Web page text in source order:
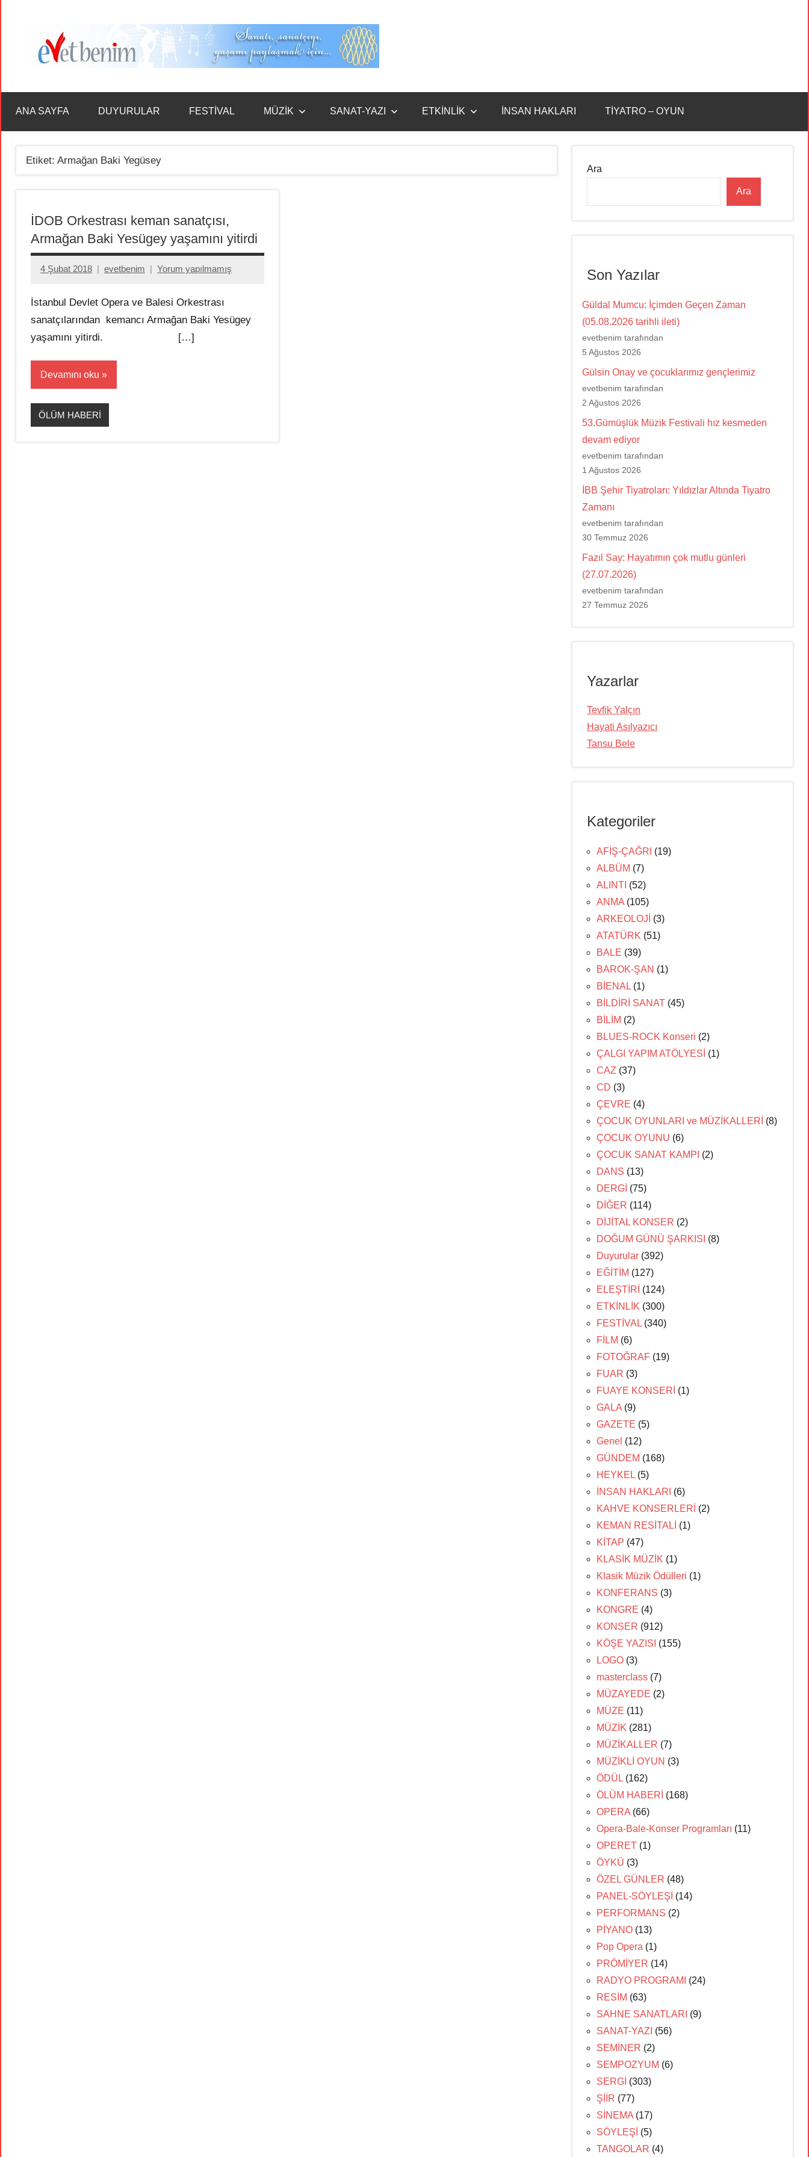
Benim
ANA SAYFA DUYURULAR FESTİVAL MÜZİK SANAT-YAZI ETKİNLİK İNSAN HAKLARI TİYATRO – OYUN
Etiket: Armağan Baki Yegüsey
İDOB Orkestrası keman sanatçısı,
Armağan Baki Yesügey yaşamını yitirdi
4 Şubat 2018 evetbenim Yorum yapılmamış
İstanbul Devlet Opera ve Balesi Orkestrası
sanatçılarından kemancı Armağan Baki Yesügey
yaşamını yitirdi. […]
Devamını oku
ÖLÜM HABERİ
Ara
Ara
Son Yazılar
Güldal Mumcu: İçimden Geçen Zaman
(05.08.2026 tarihli ileti)
evetbenim tarafından
5 Ağustos 2026
Gülsin Onay ve çocuklarımız gençlerimiz
evetbenim tarafından
2 Ağustos 2026
53.Gümüşlük Müzik Festivali hız kesmeden
devam ediyor
evetbenim tarafından
1 Ağustos 2026
İBB Şehir Tiyatroları: Yıldızlar Altında Tiyatro
Zamanı
evetbenim tarafından
30 Temmuz 2026
Fazıl Say: Hayatımın çok mutlu günleri
(27.07.2026)
evetbenim tarafından
27 Temmuz 2026
Yazarlar
Tevfik Yalçın
Hayati Asılyazıcı
Tansu Bele
Kategoriler
AFİŞ-ÇAĞRI (19)
ALBÜM (7)
ALINTI (52)
ANMA (105)
ARKEOLOJİ (3)
ATATÜRK (51)
BALE (39)
BAROK-ŞAN (1)
BİENAL (1)
BİLDİRİ SANAT (45)
BİLİM (2)
BLUES-ROCK Konseri (2)
ÇALGI YAPIM ATÖLYESİ (1)
CAZ (37)
CD (3)
ÇEVRE (4)
ÇOCUK OYUNLARI ve MÜZİKALLERİ (8)
ÇOCUK OYUNU (6)
ÇOCUK SANAT KAMPI (2)
DANS (13)
DERGİ (75)
DİĞER (114)
DİJİTAL KONSER (2)
DOĞUM GÜNÜ ŞARKISI (8)
Duyurular (392)
EĞİTİM (127)
ELEŞTİRİ (124)
ETKİNLİK (300)
FESTİVAL (340)
FİLM (6)
FOTOĞRAF (19)
FUAR (3)
FUAYE KONSERİ (1)
GALA (9)
GAZETE (5)
Genel (12)
GÜNDEM (168)
HEYKEL (5)
İNSAN HAKLARI (6)
KAHVE KONSERLERİ (2)
KEMAN RESİTALİ (1)
KİTAP (47)
KLASİK MÜZİK (1)
Klasik Müzik Ödülleri (1)
KONFERANS (3)
KONGRE (4)
KONSER (912)
KÖŞE YAZISI (155)
LOGO (3)
masterclass (7)
MÜZAYEDE (2)
MÜZE (11)
MÜZİK (281)
MÜZİKALLER (7)
MÜZİKLİ OYUN (3)
ÖDÜL (162)
ÖLÜM HABERİ (168)
OPERA (66)
Opera-Bale-Konser Programları (11)
OPERET (1)
ÖYKÜ (3)
ÖZEL GÜNLER (48)
PANEL-SÖYLEŞİ (14)
PERFORMANS (2)
PİYANO (13)
Pop Opera (1)
PRÖMİYER (14)
RADYO PROGRAMI
(24)
RESİM (63)
SAHNE SANATLARI (9)
SANAT-YAZI (56)
SEMİNER (2)
SEMPOZYUM (6)
SERGİ (303)
ŞİİR (77)
SİNEMA (17)
SÖYLEŞİ (5)
TANGOLAR (4)